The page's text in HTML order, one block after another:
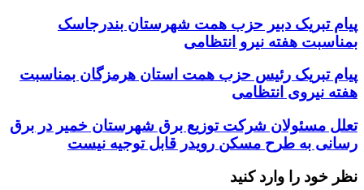
پیام تبریک دبیر حزب همت شهرستان بندرجاسک
بمناسبت هفته نیرو انتظامی
پیام تبریک رئیس حزب همت استان هرمزگان بمناسبت
هفته نیروی انتظامی
تعلل مسئولان شرکت توزیع برق شهرستان خمیر در برق
رسانی به طرح مسکن رویدر قابل توجیه نیست
نظر خود را وارد کنید